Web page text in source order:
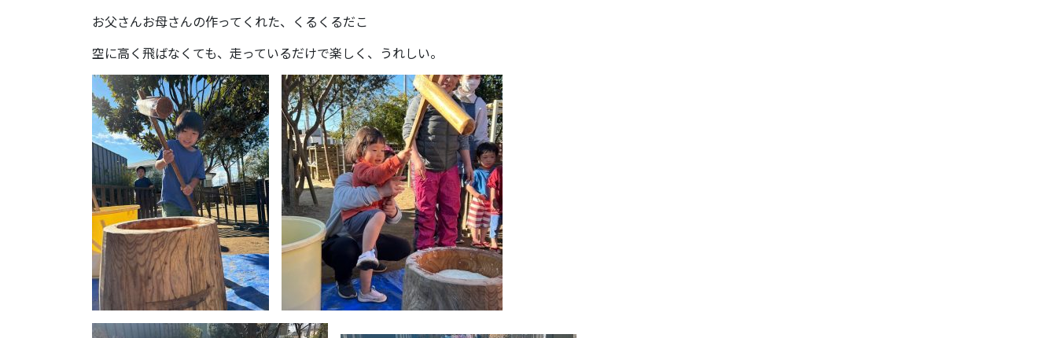
お父さんお母さんの作ってくれた、くるくるだこ
空に高く飛ばなくても、走っているだけで楽しく、うれしい。